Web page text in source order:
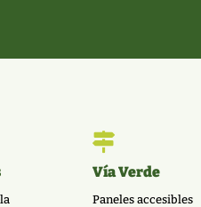

Vía Verde
Paneles accesibles